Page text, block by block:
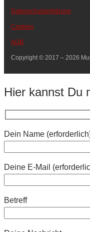
Datenschutzerklärung
Cookies
AGB
Copyright © 2017 – 2026
Hier kannst Du
Dein Name
Deine E-Mail
Betreff